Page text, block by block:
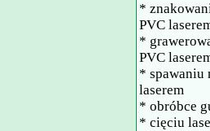
*
PVC
*
PVC
* spawaniu
laserem
* obróbce
* cięciu